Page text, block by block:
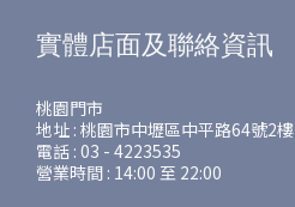
實體店面及聯絡資訊
桃園門市
地址 : 桃園市中壢區中平路64號2樓
電話 : 03 - 4223535
營業時間 : 14:00 至 22:00